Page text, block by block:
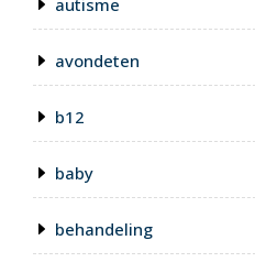
autisme
avondeten
b12
baby
behandeling